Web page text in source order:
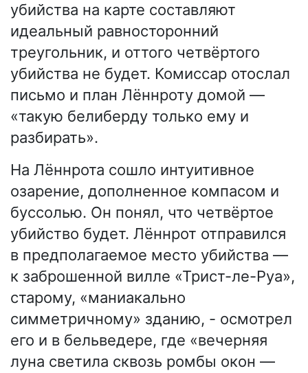
убийства на карте составляют
идеальный равносторонний
треугольник, и оттого четвёртого
убийства не будет. Комиссар отослал
письмо и план Лённроту домой —
«такую белиберду только ему и
разбирать».
На Лённрота сошло интуитивное
озарение, дополненное компасом и
буссолью. Он понял, что четвёртое
убийство будет. Лённрот отправился
в предполагаемое место убийства —
к заброшенной вилле «Трист-ле-Руа»,
старому, «маниакально
симметричному» зданию, - осмотрел
его и в бельведере, где «вечерняя
луна светила сквозь ромбы окон —